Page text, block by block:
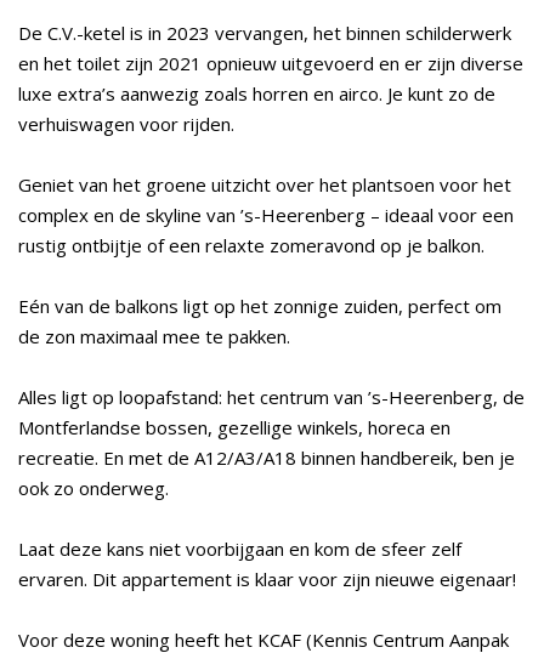
De C.V.-ketel is in 2023 vervangen, het binnen schilderwerk
en het toilet zijn 2021 opnieuw uitgevoerd en er zijn diverse
luxe extra’s aanwezig zoals horren en airco. Je kunt zo de
verhuiswagen voor rijden.
Geniet van het groene uitzicht over het plantsoen voor het
complex en de skyline van ’s-Heerenberg – ideaal voor een
rustig ontbijtje of een relaxte zomeravond op je balkon.
Eén van de balkons ligt op het zonnige zuiden, perfect om
de zon maximaal mee te pakken.
Alles ligt op loopafstand: het centrum van ’s-Heerenberg, de
Montferlandse bossen, gezellige winkels, horeca en
recreatie. En met de A12/A3/A18 binnen handbereik, ben je
ook zo onderweg.
Laat deze kans niet voorbijgaan en kom de sfeer zelf
ervaren. Dit appartement is klaar voor zijn nieuwe eigenaar!
Voor deze woning heeft het KCAF (Kennis Centrum Aanpak